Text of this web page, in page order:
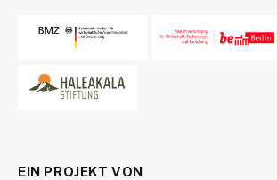
EIN PROJEKT VON